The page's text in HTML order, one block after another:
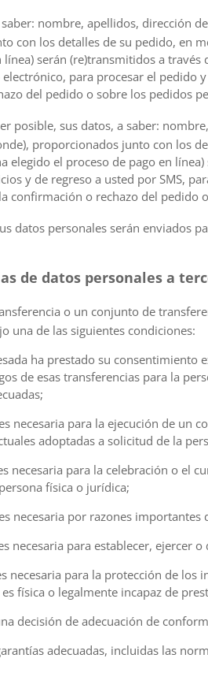
saber: nombre, apellidos, dirección
con los detalles de su pedido, en
línea) serán (re)transmitidos a
para procesar el pedido
del pedido o sobre los pedidos
posible, sus datos, a saber:
proporcionados junto con los
elegido el proceso de pago en
y de regreso a usted por SMS,
confirmación o rechazo del pedido
datos personales serán enviados
de datos personales a
o un conjunto de
una de las siguientes condiciones:
ha prestado su
de esas transferencias para la
necesaria para la ejecución de un
adoptadas a solicitud de la
necesaria para la celebración o el
física o jurídica;
necesaria por razones importantes
necesaria para establecer, ejercer
necesaria para la protección de los
física o legalmente incapaz de
decisión de adecuación de
adecuadas, incluidas las